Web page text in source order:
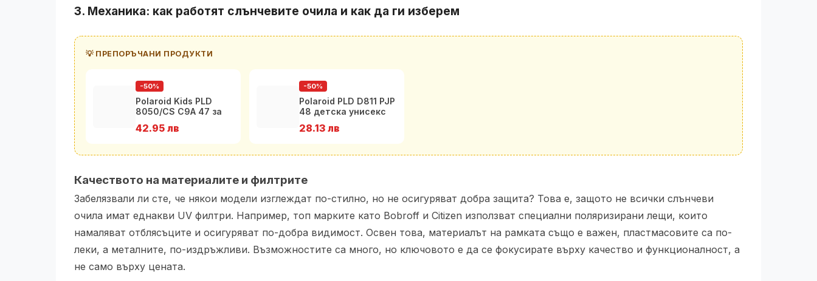
3. Механика: как работят слънчевите очила и как да ги изберем
💡 ПРЕПОРЪЧАНИ ПРОДУКТИ
-50%
Polaroid Kids PLD
8050/CS C9A 47 за
42.95 лв
-50%
Polaroid PLD D811 PJP
48 детска унисекс
28.13 лв
Качеството на материалите и филтрите
Забелязвали ли сте, че някои модели изглеждат по-стилно, но не осигуряват добра защита? Това е, защото не всички слънчеви
очила имат еднакви UV филтри. Например, топ марките като Bobroff и Citizen използват специални поляризирани лещи, които
намаляват отблясъците и осигуряват по-добра видимост. Освен това, материалът на рамката също е важен, пластмасовите са по-
леки, а металните, по-издръжливи. Възможностите са много, но ключовото е да се фокусирате върху качество и функционалност, а
не само върху цената.